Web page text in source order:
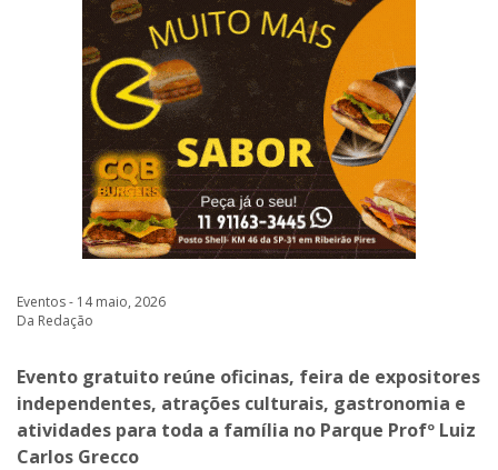
Eventos - 14 maio, 2026
Da Redação
Evento gratuito reúne oficinas, feira de expositores
independentes, atrações culturais, gastronomia e
atividades para toda a família no Parque Profº Luiz
Carlos Grecco